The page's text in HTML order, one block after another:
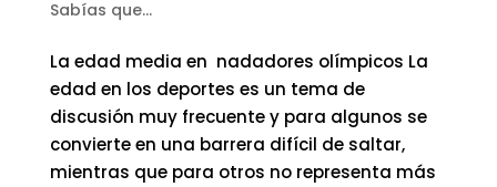
Sabías que...
La edad media en nadadores olímpicos La
edad en los deportes es un tema de
discusión muy frecuente y para algunos se
convierte en una barrera difícil de saltar,
mientras que para otros no representa más